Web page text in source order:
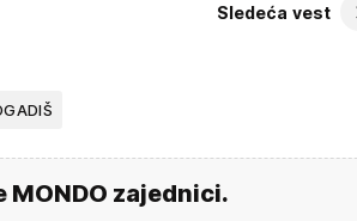
Sledeća vest
MONDO zajednici.